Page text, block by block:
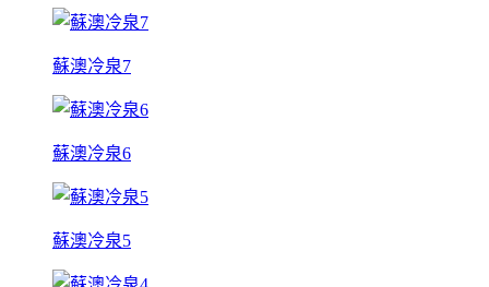
蘇澳冷泉7
蘇澳冷泉6
蘇澳冷泉5